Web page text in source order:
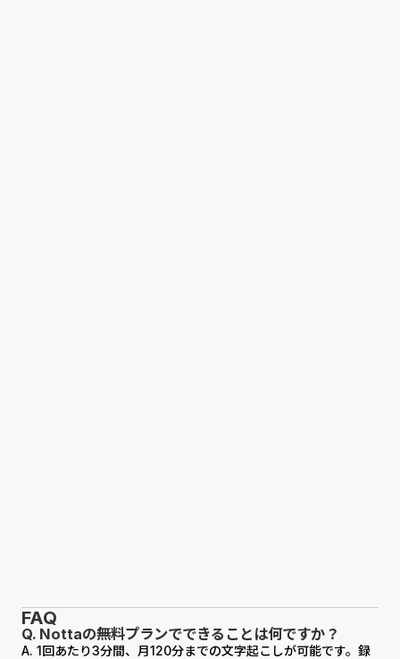
FAQ
Q. Nottaの無料プランでできることは何ですか？
A. 1回あたり3分間、月120分までの文字起こしが可能です。録